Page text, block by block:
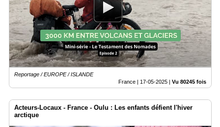
Reportage / EUROPE / ISLANDE
France | 17-05-2025 Vu 80245 fois
Acteurs-Locaux - France - Oulu : Les enfants défient l'hiver
arctique